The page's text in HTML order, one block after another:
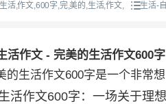
活,作文,600字,完,美的,生活,作文, 生活-
活作文 - 完美的生活作文600字
的生活作文600字是一个非常
活作文600字：一场关于理